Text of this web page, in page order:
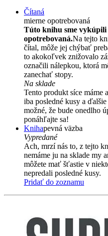
Čítaná
mierne opotrebovaná
Túto knihu sme vykúpili
opotrebovaná.Na tejto
čítal, môže jej chýbať
to akokoľvek znižovalo
označili nálepkou, ktorá
zanechať stopy.
Na sklade
Tento produkt síce máme
iba posledné kusy a
možné, že bude onedlho
ponáhľajte sa!
Knihapevná väzba
Vypredané
Ach, mrzí nás to, z tejto
nemáme ju na sklade my
môžete mať šťastie v
nepredali posledné kusy.
Pridať do zoznamu